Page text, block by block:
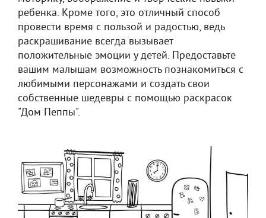
ребенка. Кроме того, это отличный способ
провести время с пользой и радостью, ведь
раскрашивание всегда вызывает
положительные эмоции у детей. Предоставьте
вашим малышам возможность познакомиться с
любимыми персонажами и создать свои
собственные шедевры с помощью раскрасок
"Дом Пеппы".